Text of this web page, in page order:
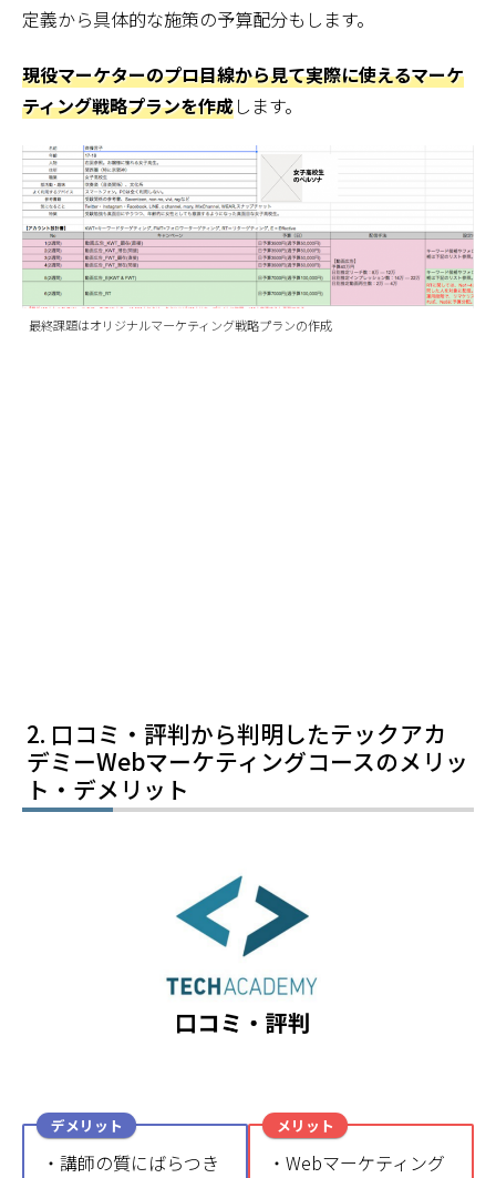
定義から具体的な施策の予算配分もします。
現役マーケターのプロ目線から見て実際に使えるマーケ
ティング戦略プランを作成します。
最終課題はオリジナルマーケティング戦略プランの作成
口コミ・評判から判明したテックアカ
デミーWebマーケティングコースのメリッ
ト・デメリット
デメリット
・講師の質にばらつき
メリット
・Webマーケティング